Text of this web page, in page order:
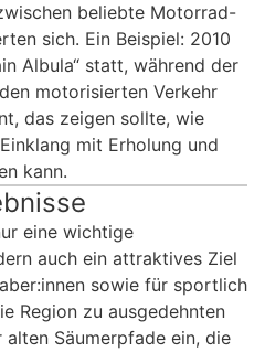
beliebte Motorrad-
sich. Ein Beispiel: 2010
Albula“ statt, während der
motorisierten Verkehr
das zeigen sollte, wie
mit Erholung und
kann.
eine wichtige
auch ein attraktives Ziel
sowie für sportlich
Region zu ausgedehnten
Säumerpfade ein, die